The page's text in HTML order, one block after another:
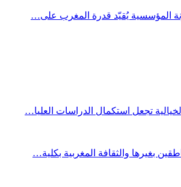
المؤسسية يُقيّد قدرة المغرب على…
تجعل استكمال الدراسات العليا…
بغيرها والثقافة المغربية بكلية…